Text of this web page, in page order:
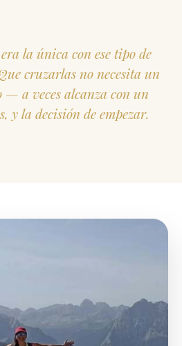
la única con ese tipo de
cruzarlas no necesita un
— a veces alcanza con un
y la decisión de empezar.